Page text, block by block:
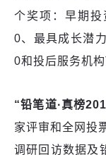
个奖项：早期
0、最具成长潜
0和投后服务机构
“铅笔道·真榜
家评审和全网投
调研回访数据及